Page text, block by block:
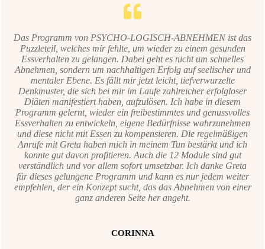
Das Programm von PSYCHO-LOGISCH-ABNEHMEN ist das
Puzzleteil, welches mir fehlte, um wieder zu einem gesunden
Essverhalten zu gelangen. Dabei geht es nicht um schnelles
Abnehmen, sondern um nachhaltigen Erfolg auf seelischer und
mentaler Ebene. Es fällt mir jetzt leicht, tiefverwurzelte
Denkmuster, die sich bei mir im Laufe zahlreicher erfolgloser
Diäten manifestiert haben, aufzulösen. Ich habe in diesem
Programm gelernt, wieder ein freibestimmtes und genussvolles
Essverhalten zu entwickeln, eigene Bedürfnisse wahrzunehmen
und diese nicht mit Essen zu kompensieren. Die regelmäßigen
Anrufe mit Greta haben mich in meinem Tun bestärkt und ich
konnte gut davon profitieren. Auch die 12 Module sind gut
verständlich und vor allem sofort umsetzbar. Ich danke Greta
für dieses gelungene Programm und kann es nur jedem weiter
empfehlen, der ein Konzept sucht, das das Abnehmen von einer
ganz anderen Seite her angeht.
CORINNA